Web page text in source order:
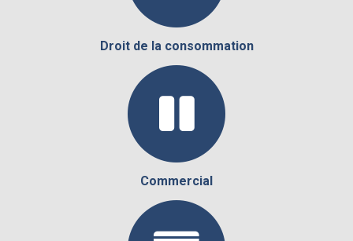
Droit de la consommation
Commercial